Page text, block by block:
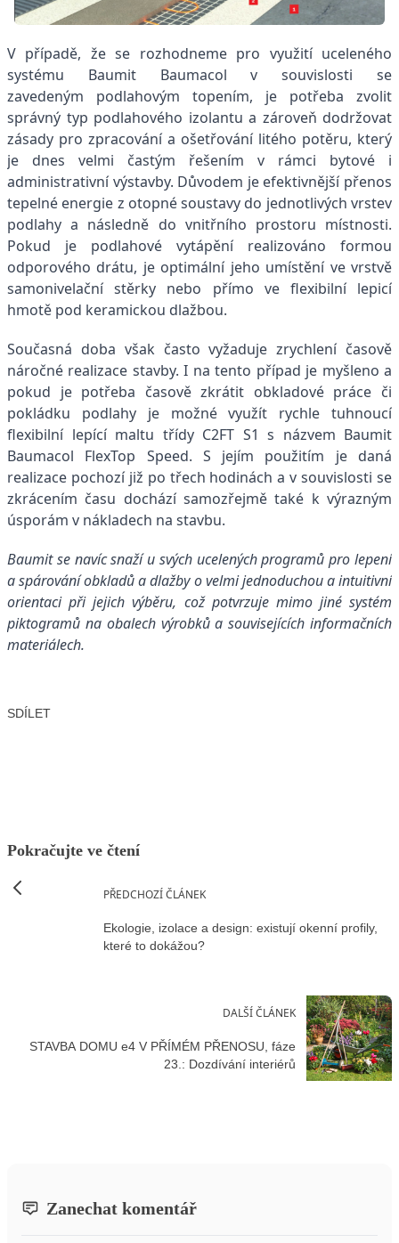
V případě, že se rozhodneme pro využití uceleného
systému Baumit Baumacol v souvislosti se
zavedeným podlahovým topením, je potřeba zvolit
správný typ podlahového izolantu a zároveň dodržovat
zásady pro zpracování a ošetřování litého potěru, který
je dnes velmi častým řešením v rámci bytové i
administrativní výstavby. Důvodem je efektivnější přenos
tepelné energie z otopné soustavy do jednotlivých vrstev
podlahy a následně do vnitřního prostoru místnosti.
Pokud je podlahové vytápění realizováno formou
odporového drátu, je optimální jeho umístění ve vrstvě
samonivelační stěrky nebo přímo ve flexibilní lepicí
hmotě pod keramickou dlažbou.
Současná doba však často vyžaduje zrychlení časově
náročné realizace stavby. I na tento případ je myšleno a
pokud je potřeba časově zkrátit obkladové práce či
pokládku podlahy je možné využít rychle tuhnoucí
flexibilní lepící maltu třídy C2FT S1 s názvem Baumit
Baumacol FlexTop Speed. S jejím použitím je daná
realizace pochozí již po třech hodinách a v souvislosti se
zkrácením času dochází samozřejmě také k výrazným
úsporám v nákladech na stavbu.
Baumit se navíc snaží u svých ucelených programů pro lepení
a spárování obkladů a dlažby o velmi jednoduchou a intuitivní
orientaci při jejich výběru, což potvrzuje mimo jiné systém
piktogramů na obalech výrobků a souvisejících informačních
materiálech.
SDÍLET
Pokračujte ve čtení
PŘEDCHOZÍ ČLÁNEK
Ekologie, izolace a design: existují okenní profily,
které to dokážou?
DALŠÍ ČLÁNEK
STAVBA DOMU e4 V PŘÍMÉM PŘENOSU, fáze
23.: Dozdívání interiérů
Zanechat komentář